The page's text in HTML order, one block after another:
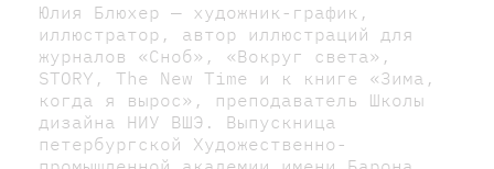
Юлия Блюхер — художник-график,
иллюстратор, автор иллюстраций для
журналов «Сноб», «Вокруг света»,
STORY, The New Time и к книге «Зима,
когда я вырос», преподаватель Школы
дизайна НИУ ВШЭ. Выпускница
петербургской Художественно-